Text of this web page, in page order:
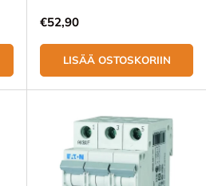
Normaali hinta
€52,90
LISÄÄ OSTOSKORIIN